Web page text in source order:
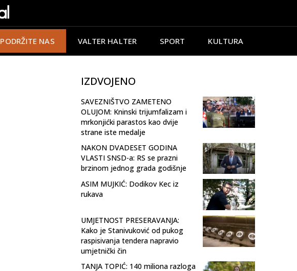
PODRŽITE NAS VALTER HALTER SPORT KULTURA
IZDVOJENO
SAVEZNIŠTVO ZAMETENO
OLUJOM: Kninski trijumfalizam i
mrkonjićki parastos kao dvije
strane iste medalje
NAKON DVADESET GODINA
VLASTI SNSD-a: RS se prazni
brzinom jednog grada godišnje
ASIM MUJKIĆ: Dodikov Kec iz
rukava
UMJETNOST PRESERAVANJA:
Kako je Stanivuković od pukog
raspisivanja tendera napravio
umjetnički čin
TANJA TOPIĆ: 140 miliona razloga